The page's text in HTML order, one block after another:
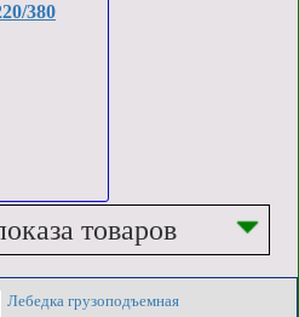
380
товаров
Лебедка грузоподъемная